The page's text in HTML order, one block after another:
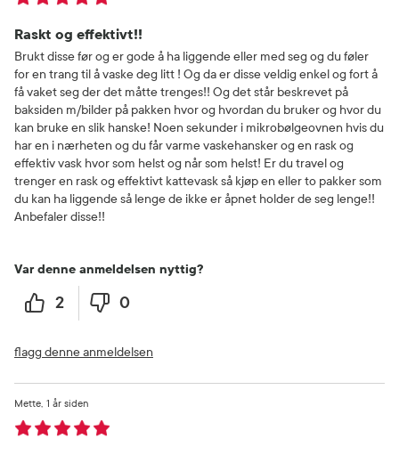
Raskt og effektivt!!
Brukt disse før og er gode å ha liggende eller med seg og du føler
for en trang til å vaske deg litt ! Og da er disse veldig enkel og fort å
få vaket seg der det måtte trenges!! Og det står beskrevet på
baksiden m/bilder på pakken hvor og hvordan du bruker og hvor du
kan bruke en slik hanske! Noen sekunder i mikrobølgeovnen hvis du
har en i nærheten og du får varme vaskehansker og en rask og
effektiv vask hvor som helst og når som helst! Er du travel og
trenger en rask og effektivt kattevask så kjøp en eller to pakker som
du kan ha liggende så lenge de ikke er åpnet holder de seg lenge!!
Anbefaler disse!!
Var denne anmeldelsen nyttig?
2 0
flagg denne anmeldelsen
1 år siden
Mette